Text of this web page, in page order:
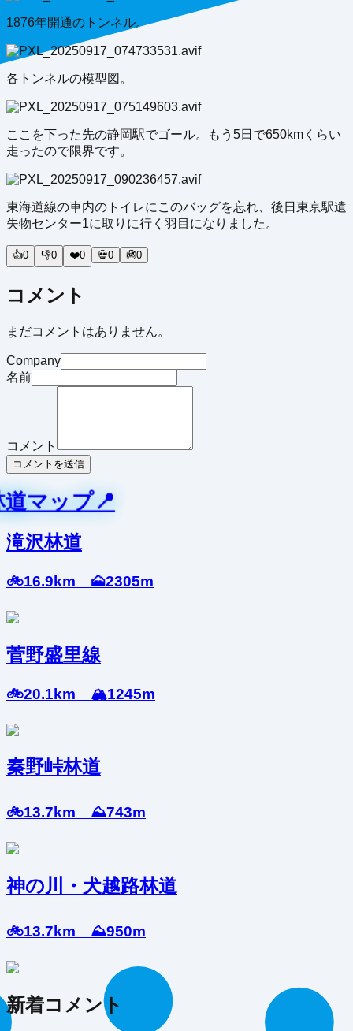
1876年開通のトンネル。
各トンネルの模型図。
ここを下った先の静岡駅でゴール。もう5日で650kmくらい
走ったので限界です。
東海道線の車内のトイレにこのバッグを忘れ、後日東京駅遺
失物センター1に取りに行く羽目になりました。
👍0 👎0 ❤️0 💀0 🚳0
コメント
まだコメントはありません。
Company
名前
コメント
コメントを送信
マップ📍
滝沢林道
🚲16.9km 🗻2305m
菅野盛里線
🚲20.1km 🏔️1245m
秦野峠林道
🚲13.7km ⛰️743m
神の川・犬越路林道
🚲13.7km ⛰️950m
新着コメント